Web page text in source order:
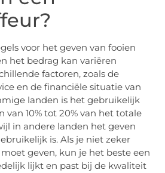
voor het geven van fooien
het bedrag kan variëren
factoren, zoals de
en de financiële situatie van
landen is het gebruikelijk
van 10% tot 20% van het totale
in andere landen het geven
is. Als je niet zeker
geven, kun je het beste een
lijkt en past bij de kwaliteit